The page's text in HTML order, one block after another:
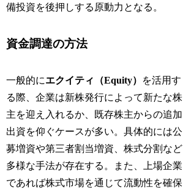
備投資を後押しする原動力となる。
資金調達の方法
一般的にエクイティ（Equity）
を活用す
る際、企業は新株発行によって新たな株
主を迎え入れるか、既存株主からの追加
出資を仰ぐケースが多い。具体的には公
募増資や第三者割当増資、株式分割など
多様な手法が存在する。また、上場企業
であれば株式市場を通じて流動性を確保